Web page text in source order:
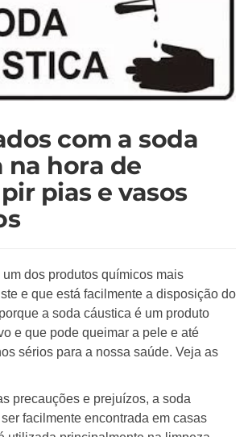
com a soda
na hora de
pias e vasos
dos produtos químicos mais
e que está facilmente a disposição do
a soda cáustica é um produto
e que pode queimar a pele e até
sérios para a nossa saúde. Veja as
precauções e prejuízos, a soda
facilmente encontrada em casas